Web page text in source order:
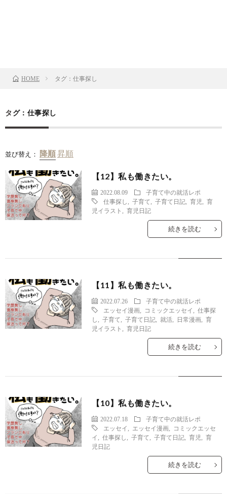
HOME タグ：仕事探し
タグ：仕事探し
並び替え：
【12】私も働きたい。
2022.08.09
子育て中の就活レポ
仕事探し
,子育て ,子育て日記 ,育児 ,育
児イラスト
,育児日記
続きを読む
【11】私も働きたい。
2022.07.26
子育て中の就活レポ
エッセイ漫画
コミックエッセイ ,仕事探
し
,子育て ,子育て日記 ,就活 日常漫画 ,育
児イラスト
,育児日記
続きを読む
【10】私も働きたい。
2022.07.18
子育て中の就活レポ
エッセイ
エッセイ漫画
コミックエッセ
イ
,仕事探し ,子育て ,子育て日記 ,育児 ,育
児日記
続きを読む